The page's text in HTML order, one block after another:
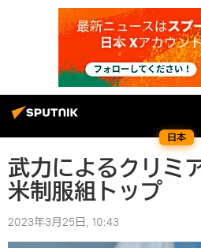
日本
武力によるクリミ
米制服組トップ
2023年3月25日, 10:43